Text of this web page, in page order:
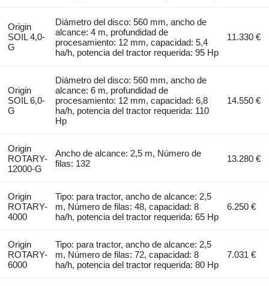
Origin
SOIL 4,0-
G
Diámetro del disco: 560 mm, ancho de
alcance: 4 m, profundidad de
procesamiento: 12 mm, capacidad: 5,4
ha/h, potencia del tractor requerida: 95 Hp
11.330 €
Origin
SOIL 6,0-
G
Diámetro del disco: 560 mm, ancho de
alcance: 6 m, profundidad de
procesamiento: 12 mm, capacidad: 6,8
ha/h, potencia del tractor requerida: 110
Hp
14.550 €
Origin
ROTARY-
12000-G
Ancho de alcance: 2,5 m, Número de
filas: 132
13.280 €
Origin
ROTARY-
4000
Tipo: para tractor, ancho de alcance: 2,5
m, Número de filas: 48, capacidad: 8
ha/h, potencia del tractor requerida: 65 Hp
6.250 €
Origin
ROTARY-
6000
Tipo: para tractor, ancho de alcance: 2,5
m, Número de filas: 72, capacidad: 8
ha/h, potencia del tractor requerida: 80 Hp
7.031 €